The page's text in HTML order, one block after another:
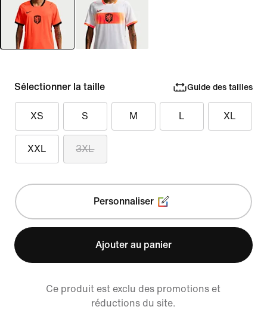
Sélectionner la taille Guide des tailles
XS S M L XL
XXL 3XL
Personnaliser
Ajouter au panier
Ce produit est exclu des promotions et
réductions du site.